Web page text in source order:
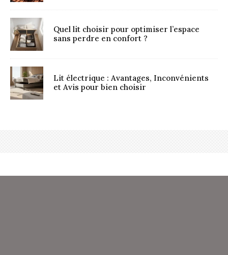
Quel lit choisir pour optimiser l’espace
sans perdre en confort ?
Lit électrique : Avantages, Inconvénients
et Avis pour bien choisir